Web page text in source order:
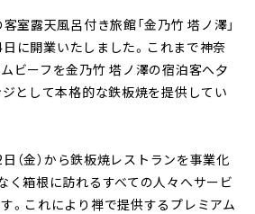
室露天風呂付き旅館「金乃竹 塔ノ澤」
に開業いたしました。これまで神奈
ビーフを金乃竹 塔ノ澤の宿泊客へ夕
ジとして本格的な鉄板焼を提供してい
（金）から鉄板焼レストランを事業化
く箱根に訪れるすべての人々へサービ
。これにより禅で提供するプレミアム